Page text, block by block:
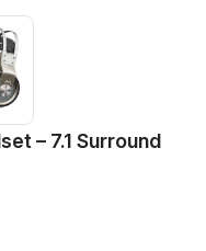
– 7.1 Surround